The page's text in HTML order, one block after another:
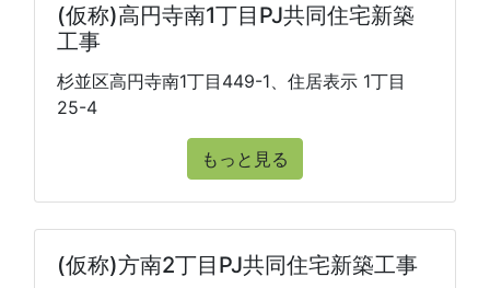
(仮称)高円寺南1丁目PJ共同住宅新築
工事
杉並区高円寺南1丁目449-1、住居表示 1丁目
25-4
もっと見る
(仮称)方南2丁目PJ共同住宅新築工事